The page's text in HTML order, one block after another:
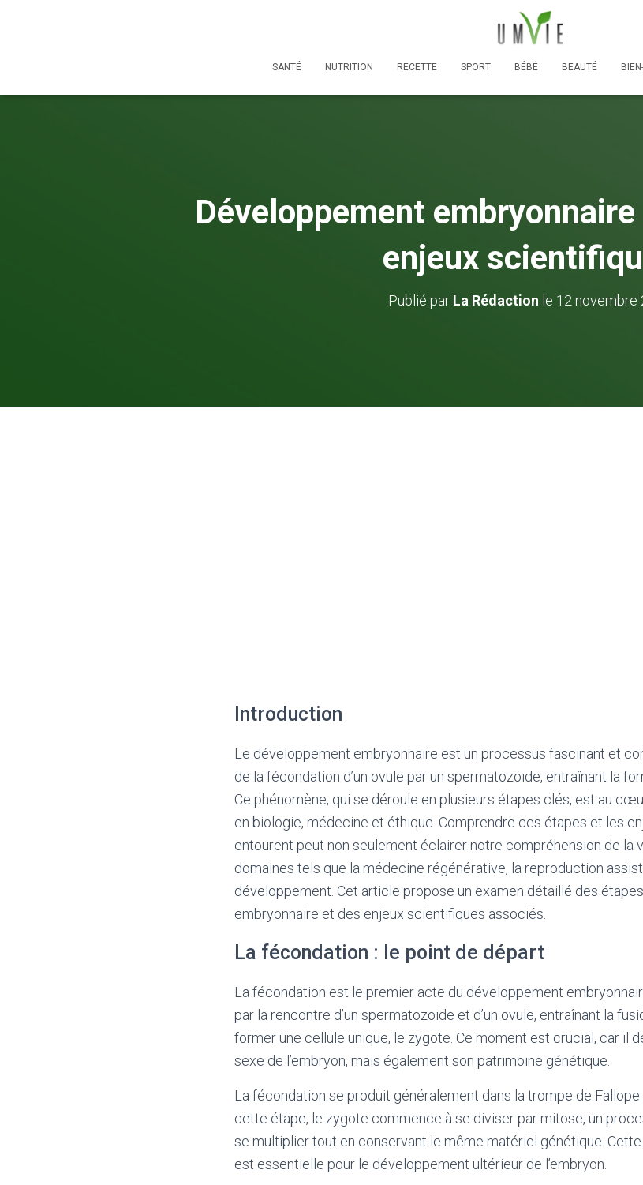
SANTÉ NUTRITION RECETTE SPORT BÉBÉ BEAUTÉ
Développement
enjeux
Publié par La Rédaction le 12 novembre
Introduction
Le développement embryonnaire est un processus fascinant et
de la fécondation d’un ovule par un spermatozoïde, entraînant la
Ce phénomène, qui se déroule en plusieurs étapes clés, est au
en biologie, médecine et éthique. Comprendre ces étapes et les
entourent peut non seulement éclairer notre compréhension de la
domaines tels que la médecine régénérative, la reproduction
développement. Cet article propose un examen détaillé des
embryonnaire et des enjeux scientifiques associés.
La fécondation : le point de départ
La fécondation est le premier acte du développement
par la rencontre d’un spermatozoïde et d’un ovule, entraînant la
former une cellule unique, le zygote. Ce moment est crucial, car il
sexe de l’embryon, mais également son patrimoine génétique.
La fécondation se produit généralement dans la trompe de
cette étape, le zygote commence à se diviser par mitose, un
se multiplier tout en conservant le même matériel génétique.
est essentielle pour le développement ultérieur de l’embryon.